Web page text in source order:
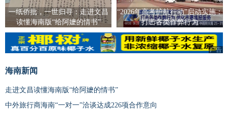
一纸侨批，一世归寻：走进文昌
读懂海南版“给阿嬷的情书”
“2026年高考护航行动”启动实施：
打击各类作弊行为
广告
海南新闻
走进文昌读懂海南版“给阿嬷的情书”
中外旅行商海南“一对一”洽谈达成226项合作意向